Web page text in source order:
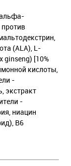
против
(ALA), L-
ginseng) [10%
кислоты,
-
экстракт
-
ниацин
B6